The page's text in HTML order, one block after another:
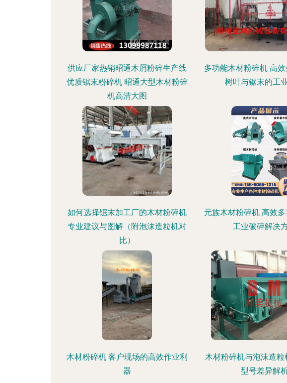
供应厂家热销昭通木屑粉碎生产线
优质锯末粉碎机 昭通大型木材粉碎
机高清大图
多功能木材粉碎机 高效
树叶与锯末的工
如何选择锯末加工厂的木材粉碎机
专业建议与图解（附泡沫造粒机对
比）
元族木材粉碎机 高效
工业破碎解决
木材粉碎机 客户现场的高效作业利
器
木材粉碎机与泡沫造粒
型号差异解